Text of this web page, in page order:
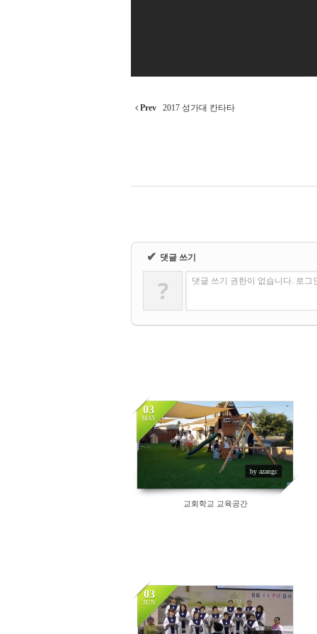
Prev 2017 성가대 칸타타
✔ 댓글 쓰기
? 댓글 쓰기 권한이 없습니다. 로그
03
MAY
by azangc
2220
교회학교 교육공간
03
JUN
2810